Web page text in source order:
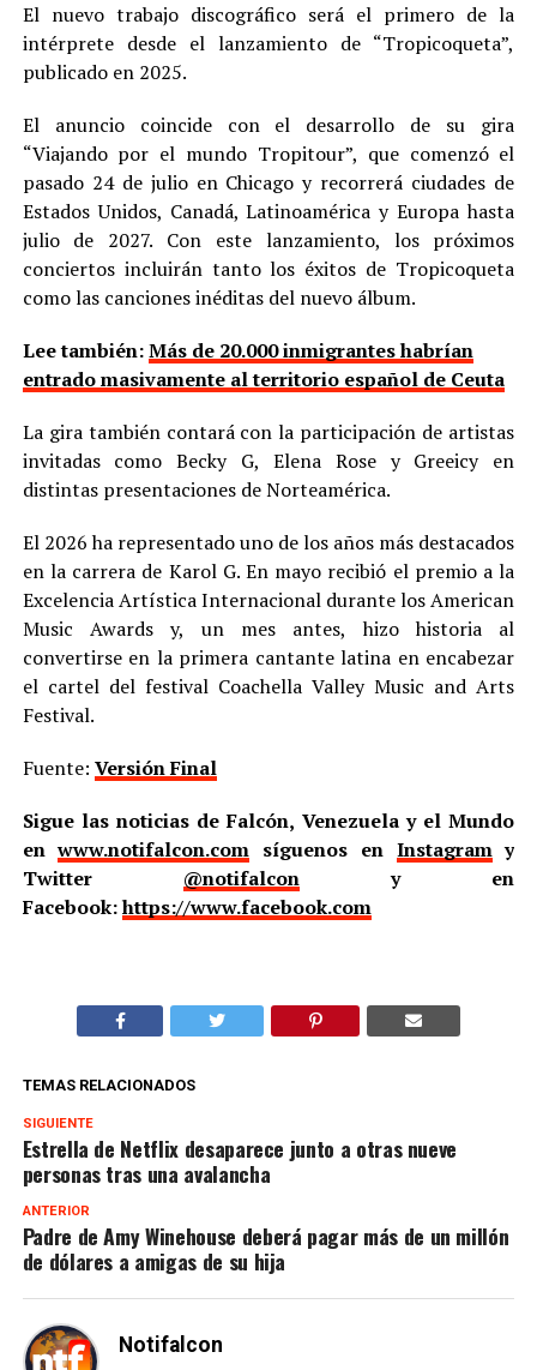
El nuevo trabajo discográfico será el primero de la
intérprete desde el lanzamiento de “Tropicoqueta”,
publicado en 2025.
El anuncio coincide con el desarrollo de su gira
“Viajando por el mundo Tropitour”, que comenzó el
pasado 24 de julio en Chicago y recorrerá ciudades de
Estados Unidos, Canadá, Latinoamérica y Europa hasta
julio de 2027. Con este lanzamiento, los próximos
conciertos incluirán tanto los éxitos de Tropicoqueta
como las canciones inéditas del nuevo álbum.
Lee también:Más de 20.000 inmigrantes habrían
entrado masivamente al territorio español de Ceuta
La gira también contará con la participación de artistas
invitadas como Becky G, Elena Rose y Greeicy en
distintas presentaciones de Norteamérica.
El 2026 ha representado uno de los años más destacados
en la carrera de Karol G. En mayo recibió el premio a la
Excelencia Artística Internacional durante los American
Music Awards y, un mes antes, hizo historia al
convertirse en la primera cantante latina en encabezar
el cartel del festival Coachella Valley Music and Arts
Festival.
Fuente: Versión Final
Sigue las noticias de Falcón, Venezuela y el Mundo
enwww.notifalcon.com síguenos en Instagramy
Twitter @notifalcony en
Facebook:https://www.facebook.com
TEMAS RELACIONADOS
SIGUIENTE
Estrella de Netflix desaparece junto a otras nueve
personas tras una avalancha
ANTERIOR
Padre de Amy Winehouse deberá pagar más de un millón
de dólares a amigas de su hija
Notifalcon